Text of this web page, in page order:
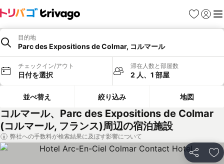
お気に入り
ログイ
メ
目的地
Parc des Expositions de Colmar, コルマール
チェックイン/アウト
日付を選択
滞在人数と部屋数
2 人、1 部屋
並べ替え 絞り込み 地図
コルマール、Parc des Expositions de Colmar
(コルマール, フランス)周辺の宿泊施設
弊社への手数料が検索結果に及ぼす影響について
シェア お